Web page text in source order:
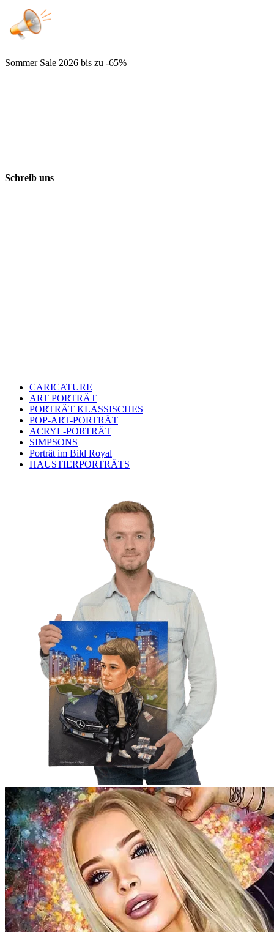
Sommer Sale 2026 bis zu -65%
Schreib uns
CARICATURE
ART PORTRÄT
PORTRÄT KLASSISCHES
POP-ART-PORTRÄT
ACRYL-PORTRÄT
SIMPSONS
Porträt im Bild Royal
HAUSTIERPORTRÄTS